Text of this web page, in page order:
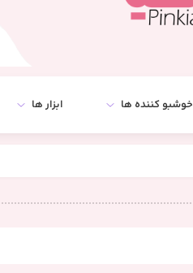
خوشبو کننده ها ابزار ها